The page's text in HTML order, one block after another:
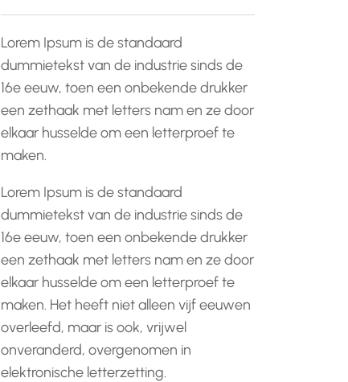
Lorem Ipsum is de standaard
dummietekst van de industrie sinds de
16e eeuw, toen een onbekende drukker
een zethaak met letters nam en ze door
elkaar husselde om een letterproef te
maken.
Lorem Ipsum is de standaard
dummietekst van de industrie sinds de
16e eeuw, toen een onbekende drukker
een zethaak met letters nam en ze door
elkaar husselde om een letterproef te
maken. Het heeft niet alleen vijf eeuwen
overleefd, maar is ook, vrijwel
onveranderd, overgenomen in
elektronische letterzetting.